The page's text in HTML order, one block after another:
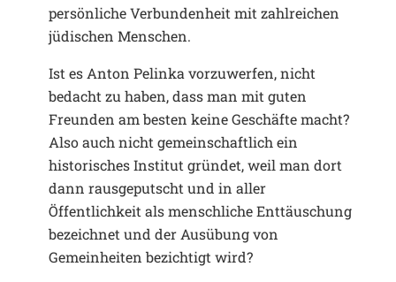
persönliche Verbundenheit mit zahlreichen
jüdischen Menschen.
Ist es Anton Pelinka vorzuwerfen, nicht
bedacht zu haben, dass man mit guten
Freunden am besten keine Geschäfte macht?
Also auch nicht gemeinschaftlich ein
historisches Institut gründet, weil man dort
dann rausgeputscht und in aller
Öffentlichkeit als menschliche Enttäuschung
bezeichnet und der Ausübung von
Gemeinheiten bezichtigt wird?